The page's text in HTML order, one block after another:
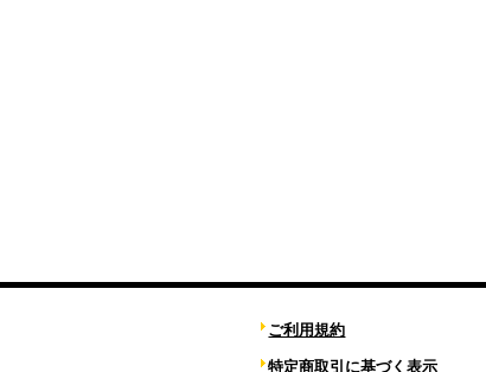
ご利用規約
特定商取引に基づく表示